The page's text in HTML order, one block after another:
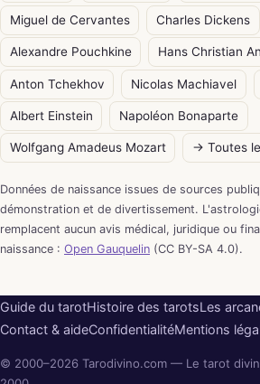
Miguel de Cervantes Charles Dickens
Alexandre Pouchkine Hans Christian
Anton Tchekhov Nicolas Machiavel
Albert Einstein Napoléon Bonaparte
Wolfgang Amadeus Mozart → Toutes
Données de naissance issues de sources
démonstration et de divertissement.
remplacent aucun avis médical, juridique ou
naissance : Open Gauquelin (CC BY-SA 4.0).
Guide du tarotHistoire des tarotsLes
Contact & aideConfidentialitéMentions
© 2000–2026 Tarodivino.com — Le tarot